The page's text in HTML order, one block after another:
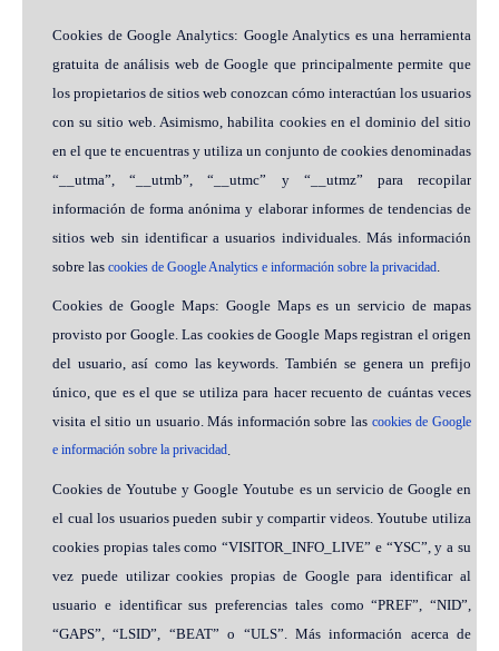
Cookies de Google Analytics: Google Analytics es una herramienta
gratuita de análisis web de Google que principalmente permite que
los propietarios de sitios web conozcan cómo interactúan los usuarios
con su sitio web. Asimismo, habilita cookies en el dominio del sitio
en el que te encuentras y utiliza un conjunto de cookies denominadas
“__utma”, “__utmb”, “__utmc” y “__utmz” para recopilar
información de forma anónima y elaborar informes de tendencias de
sitios web sin identificar a usuarios individuales. Más información
sobre las cookies de Google Analytics e información sobre la privacidad.
Cookies de Google Maps: Google Maps es un servicio de mapas
provisto por Google. Las cookies de Google Maps registran el origen
del usuario, así como las keywords. También se genera un prefijo
único, que es el que se utiliza para hacer recuento de cuántas veces
visita el sitio un usuario. Más información sobre las cookies de Google
e información sobre la privacidad.
Cookies de Youtube y Google Youtube es un servicio de Google en
el cual los usuarios pueden subir y compartir videos. Youtube utiliza
cookies propias tales como “VISITOR_INFO_LIVE” e “YSC”, y a su
vez puede utilizar cookies propias de Google para identificar al
usuario e identificar sus preferencias tales como “PREF”, “NID”,
“GAPS”, “LSID”, “BEAT” o “ULS”. Más información acerca de